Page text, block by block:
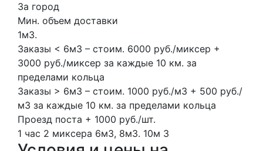
За город
Мин. объем доставки
1м3.
Заказы < 6м3 – стоим. 6000 руб./миксер +
3000 руб./миксер за каждые 10 км. за
пределами кольца
Заказы > 6м3 – стоим. 1000 руб./м3 + 500 руб./
м3 за каждые 10 км. за пределами кольца
Проезд поста + 1000 руб./шт.
1 час 2 миксера 6м3, 8м3. 10м 3